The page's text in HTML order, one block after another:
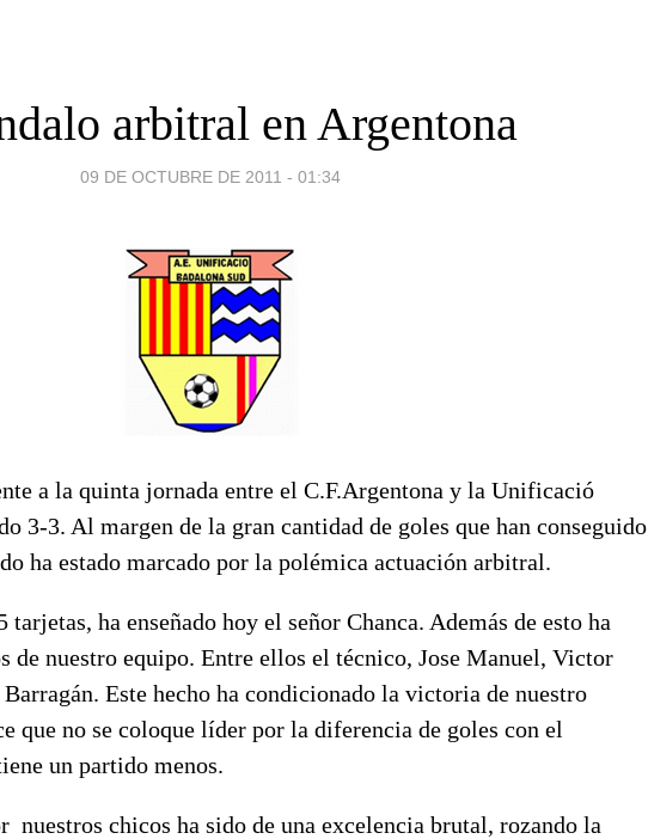
arbitral en Argentona
09 DE OCTUBRE DE 2011 - 01:34
a la quinta jornada entre el C.F.Argentona y la Unificació
3-3. Al margen de la gran cantidad de goles que han conseguido
ha estado marcado por la polémica actuación arbitral.
ha enseñado hoy el señor Chanca. Además de esto ha
de nuestro equipo. Entre ellos el técnico, Jose Manuel, Victor
Este hecho ha condicionado la victoria de nuestro
que no se coloque líder por la diferencia de goles con el
un partido menos.
nuestros chicos ha sido de una excelencia brutal, rozando la